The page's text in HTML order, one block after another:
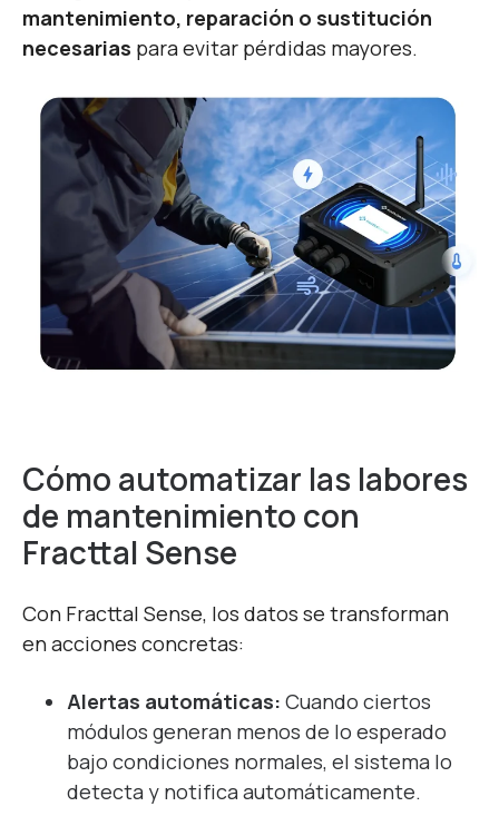
mantenimiento, reparación o sustitución
necesarias para evitar pérdidas mayores.
Cómo automatizar las labores
de mantenimiento con
Fracttal Sense
Con Fracttal Sense, los datos se transforman
en acciones concretas:
Alertas automáticas: Cuando ciertos
módulos generan menos de lo esperado
bajo condiciones normales, el sistema lo
detecta y notifica automáticamente.